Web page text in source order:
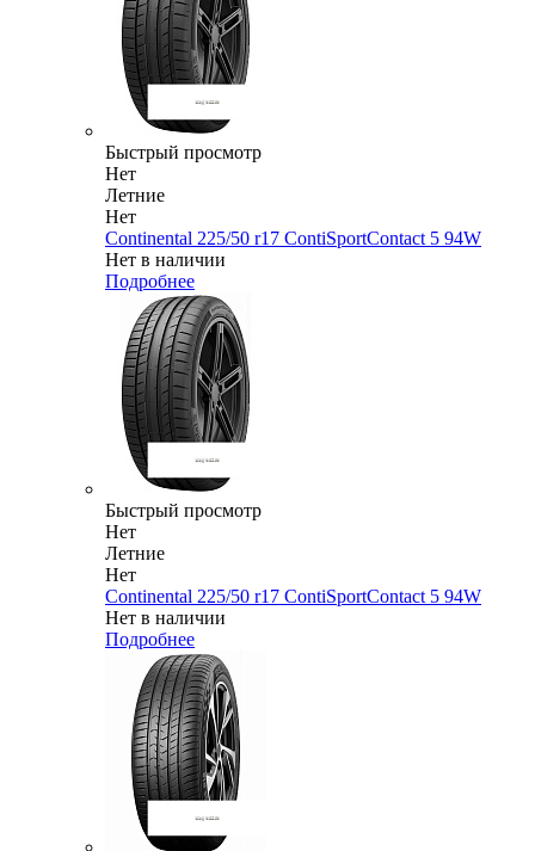
Быстрый просмотр
Нет
Летние
Нет
Continental 225/50 r17 ContiSportContact 5 94W
Нет в наличии
Подробнее
Быстрый просмотр
Нет
Летние
Нет
Continental 225/50 r17 ContiSportContact 5 94W
Нет в наличии
Подробнее